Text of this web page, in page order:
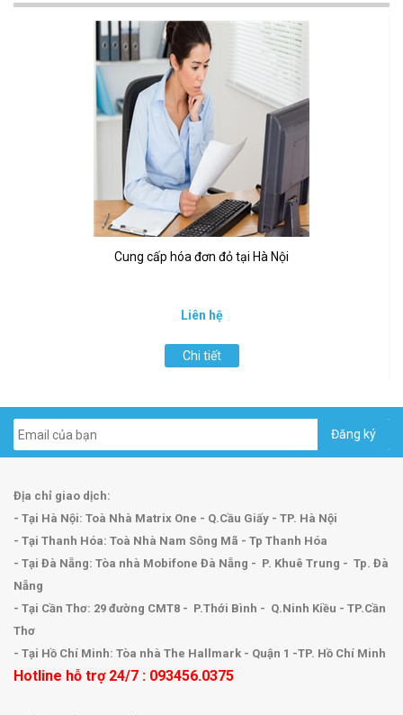
Cung cấp hóa đơn đỏ tại Hà Nội
Liên hệ
Chi tiết
Địa chỉ giao dịch:
- Tại Hà Nội: Toà Nhà Matrix One - Q.Cầu Giấy - TP. Hà Nội
- Tại Thanh Hóa: Toà Nhà Nam Sông Mã - Tp Thanh Hóa
- Tại Đà Nẵng: Tòa nhà Mobifone Đà Nẵng - P. Khuê Trung - Tp. Đà
Nẵng
- Tại Cần Thơ: 29 đường CMT8 - P.Thới Bình - Q.Ninh Kiều - TP.Cần
Thơ
- Tại Hồ Chí Minh: Tòa nhà The Hallmark - Quận 1 -TP. Hồ Chí Minh
Hotline hỗ trợ 24/7 : 093456.0375